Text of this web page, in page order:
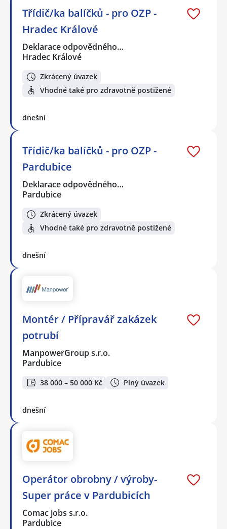
Třídič/ka balíčků - pro OZP -
Hradec Králové
Deklarace odpovědného…
Hradec Králové
Zkrácený úvazek
Vhodné také pro zdravotně postižené
dnešní
Třídič/ka balíčků - pro OZP -
Pardubice
Deklarace odpovědného…
Pardubice
Zkrácený úvazek
Vhodné také pro zdravotně postižené
dnešní
Montér / Přípravář zakázek
potrubí
ManpowerGroup s.r.o.
Pardubice
38 000 – 50 000 Kč Plný úvazek
dnešní
Operátor obrobny / výroby-
Super práce v Pardubicích
Comac jobs s.r.o.
Pardubice